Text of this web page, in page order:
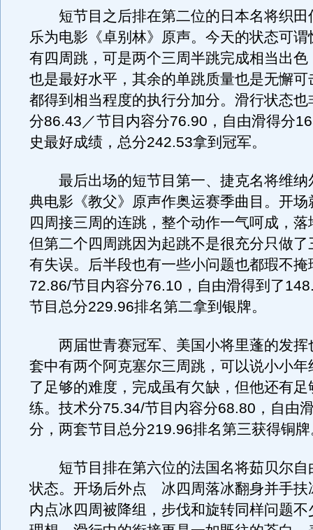
短节目之后排在第二位的日本名将织田
乐为电影《卓别林》原声。今天的状态可谓
有四周跳，可是两个三周半跳完成相当出色
也是最好水平，其余的单跳质量也是无懈可
都得到相当程度的执行分加分。滑行状态也
分86.43／节目内容分76.90，自由滑得分
史最好成绩，总分242.53拿到冠军。
最后出场的短节目第一、捷克名将维纳
典电影《教父》原声作奥运赛季曲目。开场
四周接三周的连跳，整个动作一气呵成，
但第二个四周跳因为起跳不是很充分只做了
有失误。后半段也有一些小问题也都瑕不掩
72.86/节目内容分76.10，自由滑得到了
节目总分229.96排名第二拿到银牌。
两届世青赛冠军、美国小将里蓬的发挥
套中有两个阿克塞尔三周跳，可以说小小年
了足够的难度，完成虽有欠缺，但他还有足
练。技术分75.34/节目内容分68.80，自由
分，两套节目总分219.96排名第三获得铜牌
短节目排在第六位的法国名将茹贝尔自
状态。开场后外点 冰四周落冰翻身并手扶
内点冰四周被降组，步伐和旋转同样问题不